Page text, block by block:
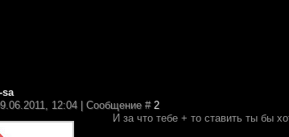
sa
12:04 | Сообщение # 2
И за что тебе + то ставить ты бы